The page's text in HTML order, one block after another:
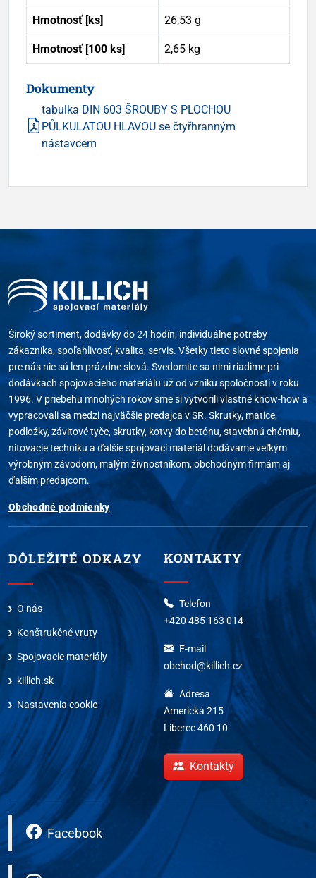
Hmotnosť [ks] 26,53 g
Hmotnosť [100 ks] 2,65 kg
Dokumenty
tabulka DIN 603 ŠROUBY S PLOCHOU
PŮLKULATOU HLAVOU se čtyřhranným
nástavcem
Široký sortiment, dodávky do 24 hodín, individuálne potreby
zákazníka, spoľahlivosť, kvalita, servis. Všetky tieto slovné spojenia
pre nás nie sú len prázdne slová. Svedomite sa nimi riadime pri
dodávkach spojovacieho materiálu už od vzniku spoločnosti v roku
1996. V priebehu mnohých rokov sme si vytvorili vlastné know-how a
vypracovali sa medzi najväčšie predajca v SR. Skrutky, matice,
podložky, závitové tyče, skrutky, kotvy do betónu, stavebnú chémiu,
nitovacie techniku a ďalšie spojovací materiál dodávame veľkým
výrobným závodom, malým živnostníkom, obchodným firmám aj
ďalším predajcom.
Obchodné podmienky
DÔLEŽITÉ ODKAZY
O nás
Konštrukčné vruty
Spojovacie materiály
killich.sk
Nastavenia cookie
KONTAKTY
Telefon
+420 485 163 014
E-mail
obchod@killich.cz
Adresa
Americká 215
Liberec 460 10
Kontakty
Facebook